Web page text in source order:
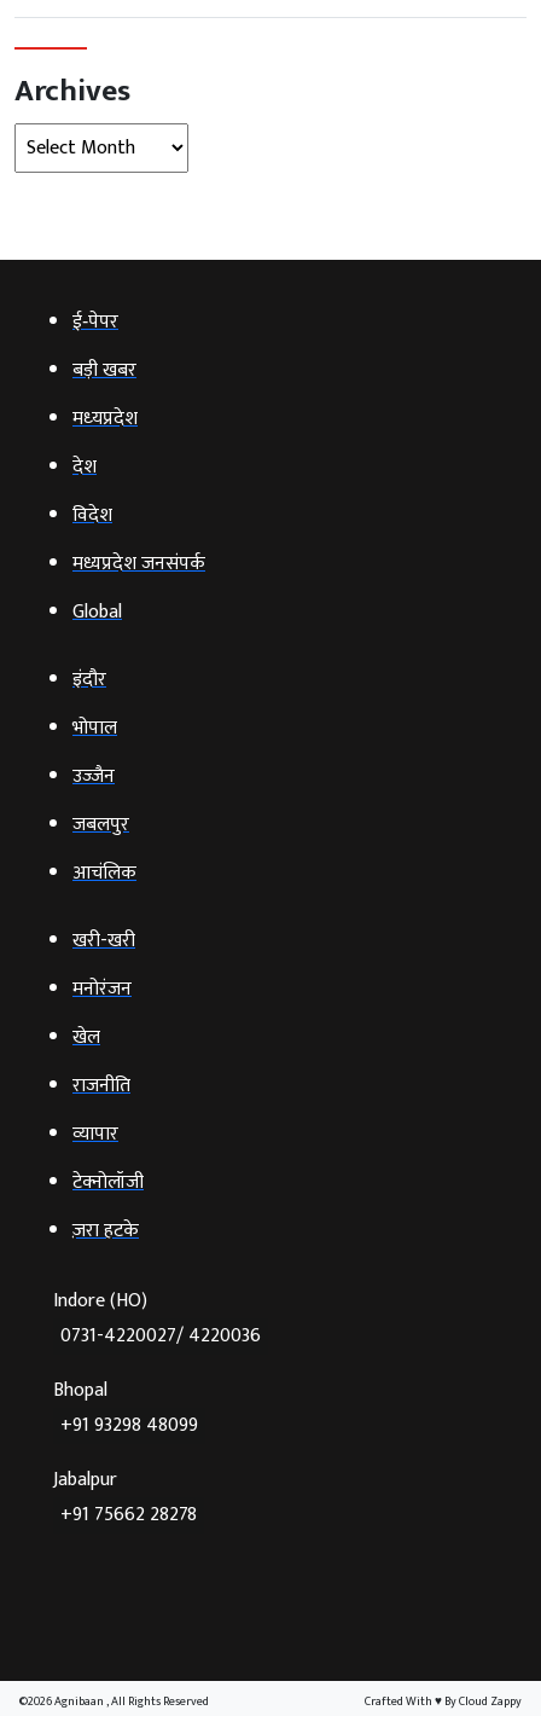
Archives
Archives
ई‑पेपर
बड़ी खबर
मध्‍यप्रदेश
देश
विदेश
मध्यप्रदेश जनसंपर्क
Global
इंदौर
भोपाल
उज्‍जैन
जबलपुर
आचंलिक
खरी-खरी
मनोरंजन
खेल
राजनीति
व्‍यापार
टेक्‍नोलॉजी
ज़रा हटके
Indore (HO)
0731-4220027/ 4220036
Bhopal
+91 93298 48099
Jabalpur
+91 75662 28278
©2026 Agnibaan , All Rights Reserved Crafted With♥By Cloud Zappy